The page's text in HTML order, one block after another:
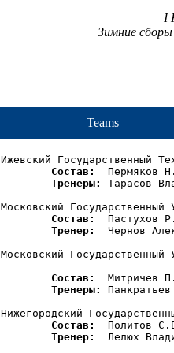
I
Зимние
Teams
Ижевский Государственный
Состав:
Пермяков
Тренеры:
Тарасов
Московский
Состав:
Пастухов
Тренер:
Чернов
Московский
Состав:
Митричев
Тренеры:
Нижегородский
Состав:
Политов
Тренер:
Лелюх